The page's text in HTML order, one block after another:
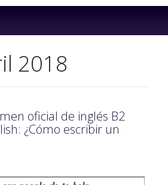
content
2018
oficial de inglés B2
¿Cómo escribir un